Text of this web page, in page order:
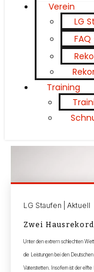
Verein
LG
Training
LG Staufen | Aktuell
Zwei
Unter den extrem schlechten
die Leistungen bei den
Vaterstetten. Insofern ist der